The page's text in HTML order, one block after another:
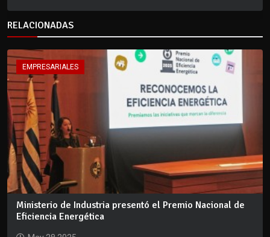
RELACIONADAS
EMPRESARIALES
Ministerio de Industria presentó el Premio Nacional de
Eficiencia Energética